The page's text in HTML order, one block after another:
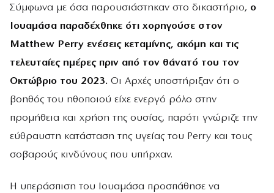
Σύμφωνα με όσα παρουσιάστηκαν στο δικαστήριο, ο
Ιουαμάσα παραδέχθηκε ότι χορηγούσε στον
Matthew Perry ενέσεις κεταμίνης, ακόμη και τις
τελευταίες ημέρες πριν από τον θάνατό του τον
Οκτώβριο του 2023. Οι Αρχές υποστήριξαν ότι ο
βοηθός του ηθοποιού είχε ενεργό ρόλο στην
προμήθεια και χρήση της ουσίας, παρότι γνώριζε την
εύθραυστη κατάσταση της υγείας του Perry και τους
σοβαρούς κινδύνους που υπήρχαν.
Η υπεράσπιση του Ιουαμάσα προσπάθησε να